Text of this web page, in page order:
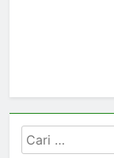
Cari